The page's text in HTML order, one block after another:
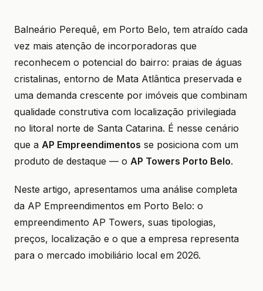
Balneário Perequê, em Porto Belo, tem atraído cada
vez mais atenção de incorporadoras que
reconhecem o potencial do bairro: praias de águas
cristalinas, entorno de Mata Atlântica preservada e
uma demanda crescente por imóveis que combinam
qualidade construtiva com localização privilegiada
no litoral norte de Santa Catarina. É nesse cenário
que a AP Empreendimentos se posiciona com um
produto de destaque — o AP Towers Porto Belo.
Neste artigo, apresentamos uma análise completa
da AP Empreendimentos em Porto Belo: o
empreendimento AP Towers, suas tipologias,
preços, localização e o que a empresa representa
para o mercado imobiliário local em 2026.